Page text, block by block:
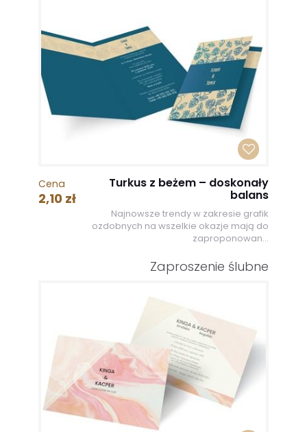
Cena
2,10 zł
Turkus z beżem – doskonały
balans
Najnowsze trendy w zakresie grafik
ozdobnych na wszelkie okazje mają do
zaproponowan...
Zaproszenie ślubne